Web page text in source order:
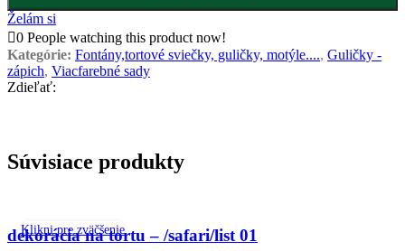
Klikni pre zväčšenie
Želám si
0 People watching this product now!
Kategórie: Fontány,tortové sviečky, guličky, motýle...., Guličky -
zápich, Viacfarebné sady
Zdieľať:
Súvisiace produkty
dekorácia na tortu – /safari/list 01